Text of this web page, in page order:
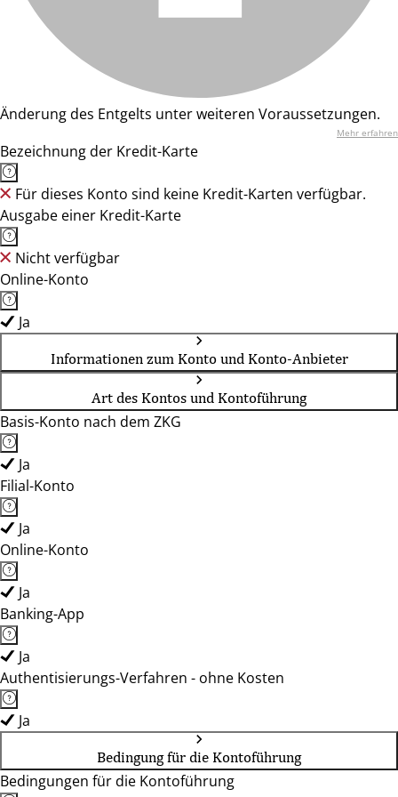
Änderung des Entgelts unter weiteren Voraussetzungen.
Mehr erfahren
Bezeichnung der Kredit-Karte
Für dieses Konto sind keine Kredit-Karten verfügbar.
Ausgabe einer Kredit-Karte
Nicht verfügbar
Online-Konto
Ja
Informationen zum Konto und Konto-Anbieter
Art des Kontos und Kontoführung
Basis-Konto nach dem ZKG
Ja
Filial-Konto
Ja
Online-Konto
Ja
Banking-App
Ja
Authentisierungs-Verfahren - ohne Kosten
Ja
Bedingung für die Kontoführung
Bedingungen für die Kontoführung